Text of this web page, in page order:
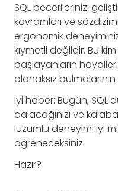
SQL becerilerinizi
kavramları ve
ergonomik
kıymetli değildir. Bu
başlayanların
olanaksız
İyi haber: Bugün, SQL
dalacağınızı ve
lüzumlu deneyimi iyi mi
öğreneceksiniz.
Hazır?